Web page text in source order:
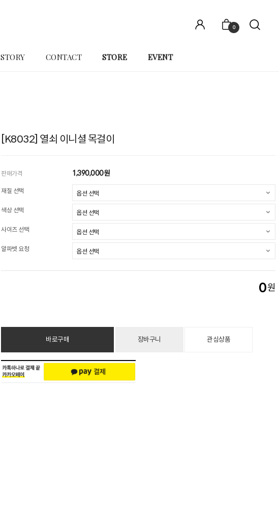
0
STORY CONTACT STORE EVENT
[K8032] 열쇠 이니셜 목걸이
판매가격 1,390,000원
재질 선택
색상 선택
사이즈 선택
알파벳 요청
0원
바로구매 장바구니 관심상품